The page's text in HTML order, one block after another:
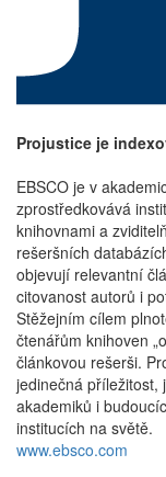
Projustice je
EBSCO je v
zprostředkovává
knihovnami a
rešeršních
objevují relevantní
citovanost autorů i
Stěžejním cílem
čtenářům knihoven
článkovou rešerši.
jedinečná příležitost,
akademiků i
institucích na světě.
www.ebsco.com